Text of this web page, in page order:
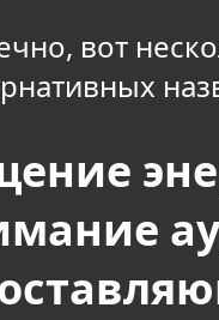
вот